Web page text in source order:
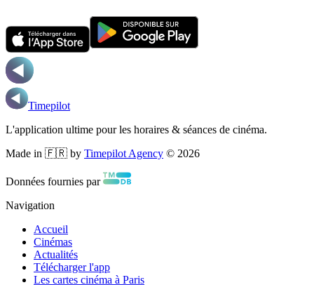
Timepilot
L'application ultime pour les horaires & séances de cinéma.
Made in 🇫🇷 by Timepilot Agency © 2026
Données fournies par
Navigation
Accueil
Cinémas
Actualités
Télécharger l'app
Les cartes cinéma à Paris